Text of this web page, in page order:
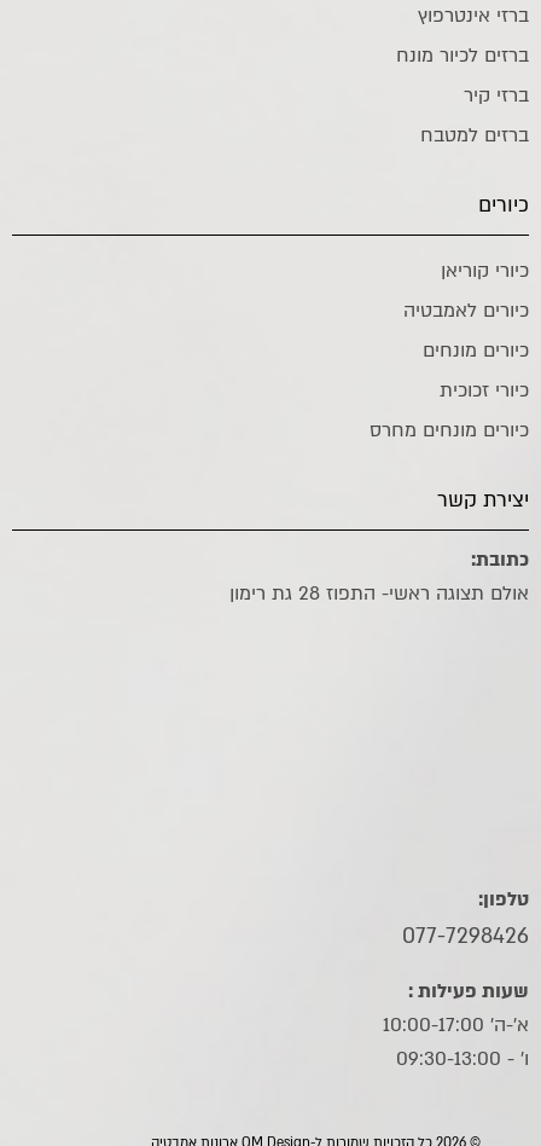
ברזי אינטרפוץ
ברזים לכיור מונח
ברזי קיר
ברזים למטבח
כיורים
כיורי קוריאן
כיורים לאמבטיה
כיורים מונחים
כיורי זכוכית
כיורים מונחים מחרס
יצירת קשר
כתובת:
אולם תצוגה ראשי- התפוז 28 גת רימון
טלפון:
077-7298426
שעות פעילות :
א'-ה' 10:00-17:00
ו׳ - 09:30-13:00